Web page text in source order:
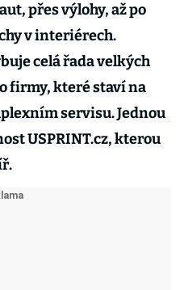
přes výlohy, až po
v interiérech.
celá řada velkých
firmy, které staví na
servisu. Jednou
USPRINT.cz, kterou